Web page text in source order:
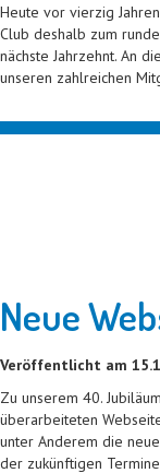
Heute vor vierzig Jahren
Club deshalb zum
nächste Jahrzehnt. An
unseren zahlreichen
Neue
Veröffentlicht am
Zu unserem 40.
überarbeiteten
unter Anderem die neue
der zukünftigen